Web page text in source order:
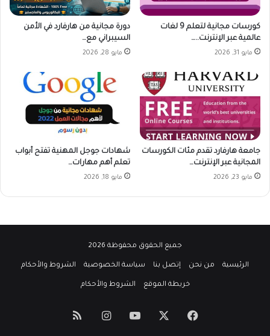
كورسات مجانية لتعلم 9 لغات
عالمية عبر الإنترنت..…
مايو 31, 2026
دورة مجانية من هارفارد في الأمن
السيبراني مع…
مايو 28, 2026
جامعة هارفارد تقدم مئات الكورسات
المجانية عبر الإنترنت…
مايو 23, 2026
شهادات جوجل المهنية تفتح أبواب
تعلم أهم مهارات…
مايو 18, 2026
جميع الحقوق محفوظة 2026
الرئيسية من نحن إتصل بنا سياسة الخصوصية الشروط والأحكام
خريطة الموقع الشروط والأحكام
فيسبوك ‫YouTubeانستقرامملخص